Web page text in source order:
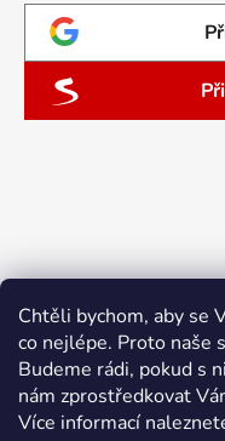
Chtěli bychom, aby se
co nejlépe. Proto naše
Budeme rádi, pokud s
nám zprostředkovat
Více informací